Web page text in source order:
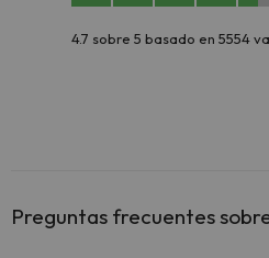
4.7 sobre 5 basado en 5554
Preguntas frecuentes